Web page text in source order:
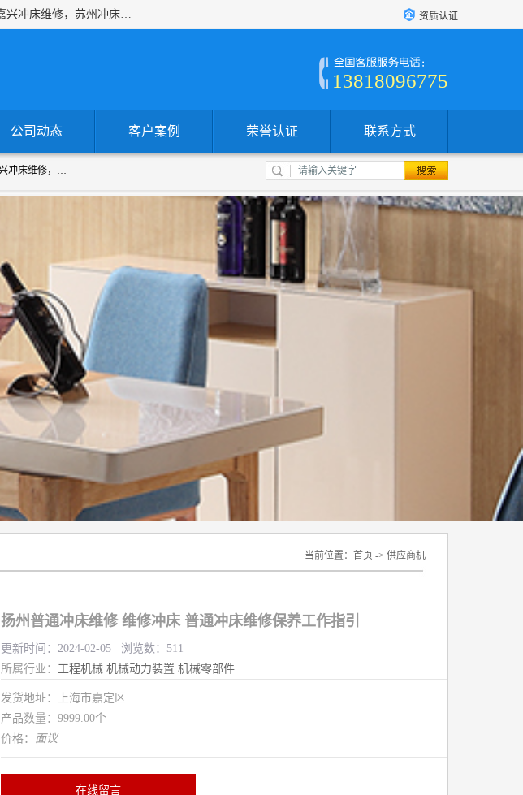
上海沃锻机械有限公司专业承接各种进口、国产冲床维修，公司主营：小松AlDA金丰协易冲床维修，嘉兴冲床维修，苏州冲床维修，冷镦机热模锻机床维修，提供各种冲床配件！！一站式服务为您解决一切冲床问题！ 资质认证
13818096775
公司动态 客户案例 荣誉认证 联系方式
上海沃锻机械有限公司专业承接各种进口、国产冲床维修，公司主营：小松AlDA金丰协易冲床维修，嘉兴冲床维修，苏州冲床维修，冷镦机热模锻机床维修，提供各种冲床配件！！一站式服务为您解决一切冲床问题！
当前位置： 首页 -> 供应商机
扬州普通冲床维修 维修冲床 普通冲床维修保养工作指引
更新时间：2024-02-05 浏览数：511
所属行业： 工程机械 机械动力装置 机械零部件
发货地址：上海市嘉定区
产品数量：9999.00个
价格： 面议
在线留言